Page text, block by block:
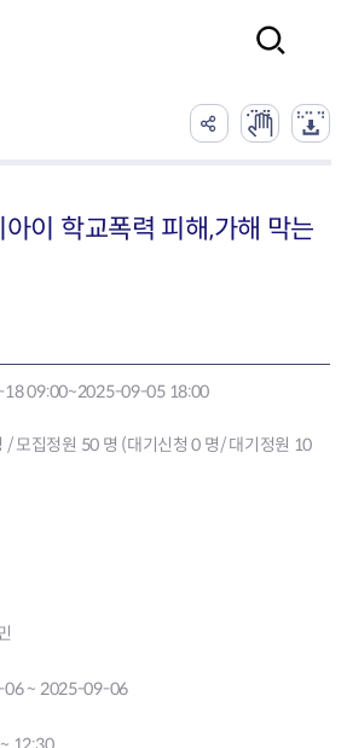
이 학교폭력 피해,가해 막는
09:00~2025-09-05 18:00
/ 모집정원 50 명 (대기신청 0 명/ 대기정원 10
~ 2025-09-06